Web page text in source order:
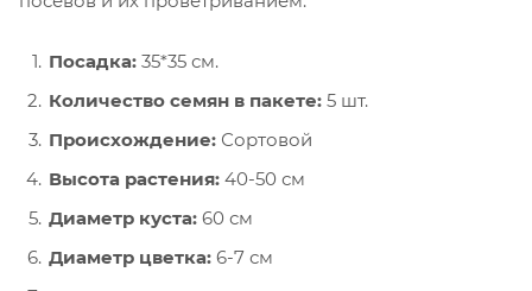
Посадка: 35*35 см.
Количество семян в пакете: 5 шт.
Происхождение: Сортовой
Высота растения: 40-50 см
Диаметр куста: 60 см
Диаметр цветка: 6-7 см